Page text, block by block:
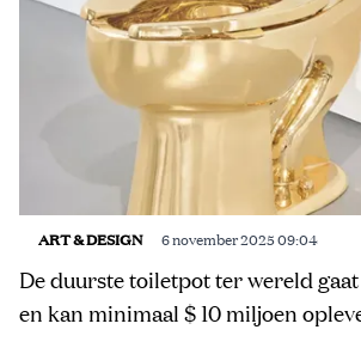
ART & DESIGN 6 november 2025 09:04
De duurste toiletpot ter wereld
en kan minimaal $ 10 miljoen